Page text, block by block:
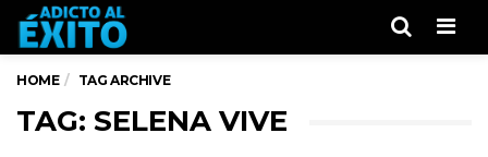
HOME TAG ARCHIVE
TAG: SELENA VIVE